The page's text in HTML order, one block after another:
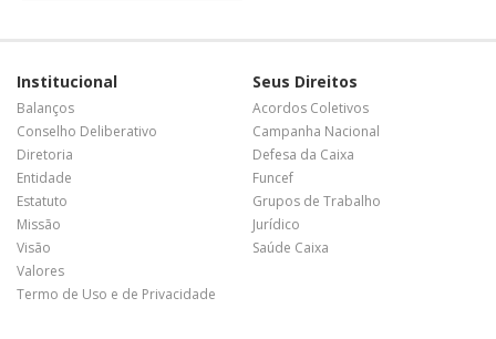
Institucional
Balanços
Conselho Deliberativo
Diretoria
Entidade
Estatuto
Missão
Visão
Valores
Termo de Uso e de Privacidade
Seus Direitos
Acordos Coletivos
Campanha Nacional
Defesa da Caixa
Funcef
Grupos de Trabalho
Jurídico
Saúde Caixa